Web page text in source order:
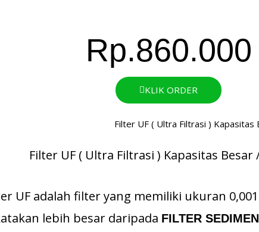
Rp.860.000
KLIK ORDER
Filter UF ( Ultra Filtrasi ) Kapasitas
UF adalah filter yang memiliki ukuran
lebih besar daripada FILTER SEDIMEN